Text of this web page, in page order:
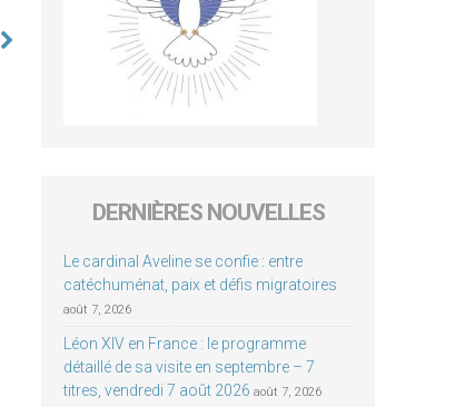
DERNIÈRES NOUVELLES
Le cardinal Aveline se confie : entre
catéchuménat, paix et défis migratoires
août 7, 2026
Léon XIV en France : le programme
détaillé de sa visite en septembre – 7
titres, vendredi 7 août 2026 août 7, 2026